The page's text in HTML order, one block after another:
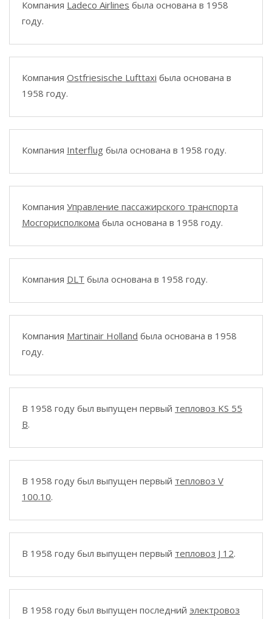
Компания Ladeco Airlines была основана в 1958
году.
Компания Ostfriesische Lufttaxi была основана в
1958 году.
Компания Interflug была основана в 1958 году.
Компания Управление пассажирского транспорта
Мосгорисполкома была основана в 1958 году.
Компания DLT была основана в 1958 году.
Компания Martinair Holland была основана в 1958
году.
В 1958 году был выпущен первый тепловоз KS 55
B.
В 1958 году был выпущен первый тепловоз V
100.10.
В 1958 году был выпущен первый тепловоз J 12.
В 1958 году был выпущен последний электровоз